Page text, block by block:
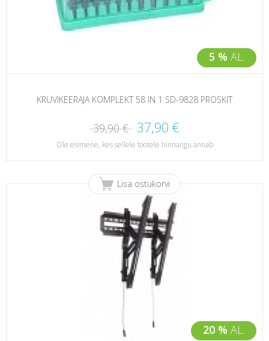
5 % AL.
KRUVIKEERAJA KOMPLEKT 58 IN 1 SD-9828 PROSKIT
39,90 € 37,90 €
Ole esimene, kes sellele tootele hinnangu annab
20 % AL.
Lisa ostukorvi